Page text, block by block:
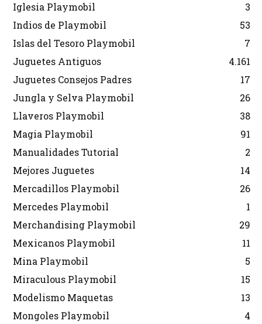
Iglesia Playmobil
3
Indios de Playmobil
53
Islas del Tesoro Playmobil
7
Juguetes Antiguos
4.161
Juguetes Consejos Padres
17
Jungla y Selva Playmobil
26
Llaveros Playmobil
38
Magia Playmobil
91
Manualidades Tutorial
2
Mejores Juguetes
14
Mercadillos Playmobil
26
Mercedes Playmobil
1
Merchandising Playmobil
29
Mexicanos Playmobil
11
Mina Playmobil
5
Miraculous Playmobil
15
Modelismo Maquetas
13
Mongoles Playmobil
4